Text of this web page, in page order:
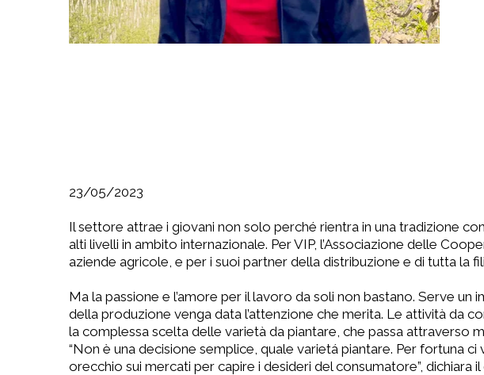
23/05/2023
Il settore attrae i giovani non solo perché rientra in una tradizione
alti livelli in ambito internazionale. Per VIP, l’Associazione delle
aziende agricole, e per i suoi partner della distribuzione e di tutta la
Ma la passione e l’amore per il lavoro da soli non bastano. Serve un
della produzione venga data l’attenzione che merita. Le attività da
la complessa scelta delle varietà da piantare, che passa attraverso
“Non è una decisione semplice, quale varietá piantare. Per fortuna
orecchio sui mercati per capire i desideri del consumatore”, dichiara